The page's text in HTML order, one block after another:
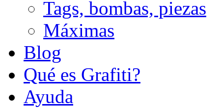
Tags, bombas, piezas
Máximas
Blog
Qué es Grafiti?
Ayuda